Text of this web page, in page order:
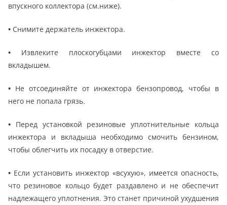
впускного коллектора (см.ниже).
• Снимите держатель инжектора.
• Извлеките плоскогубцами инжектор вместе со
вкладышем.
• Не отсоединяйте от инжектора бензопровод, чтобы в
него не попала грязь.
• Перед установкой резиновые уплотнительные кольца
инжектора и вкладыша необходимо смочить бензином,
чтобы облегчить их посадку в отверстие.
• Если установить инжектор «всухую», имеется опасность,
что резиновое кольцо будет раздавлено и не обеспечит
надлежащего уплотнения. Это станет причиной ухудшения